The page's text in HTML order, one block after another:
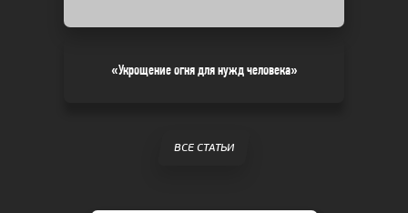
«Укрощение огня для нужд человека»
ВСЕ СТАТЬИ